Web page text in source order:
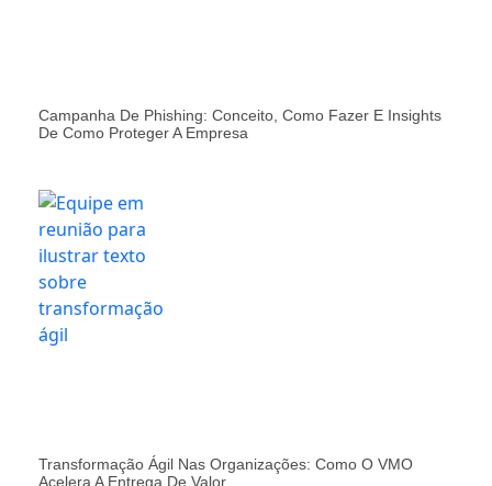
Campanha De Phishing: Conceito, Como Fazer E Insights
De Como Proteger A Empresa
Transformação Ágil Nas Organizações: Como O VMO
Acelera A Entrega De Valor